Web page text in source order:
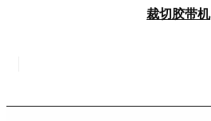
裁切胶带机